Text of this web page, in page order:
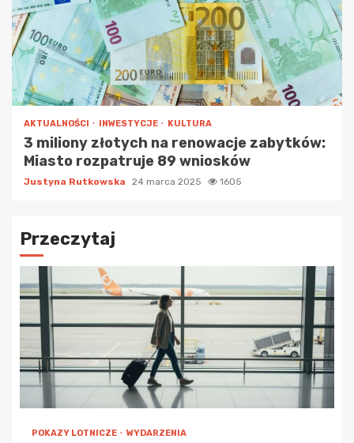
AKTUALNOŚCI INWESTYCJE KULTURA
3 miliony złotych na renowacje zabytków:
Miasto rozpatruje 89 wniosków
Justyna Rutkowska 24 marca 2025 1605
Przeczytaj
POKAZY LOTNICZE WYDARZENIA